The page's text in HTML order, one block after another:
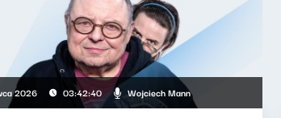
2026 03:42:40 Wojciech Mann